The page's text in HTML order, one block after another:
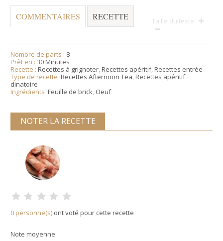
COMMENTAIRES RECETTE Taille du texte
Nombre de parts : 8
Prêt en :30 Minutes
Recette :Recettes à grignoter,Recettes apéritif,Recettes entrée
Type de recette :Recettes Afternoon Tea,Recettes apéritif
dinatoire
Ingrédients :Feuille de brick, Oeuf
NOTER LA RECETTE
0 personne(s) ont voté pour cette recette
Note moyenne